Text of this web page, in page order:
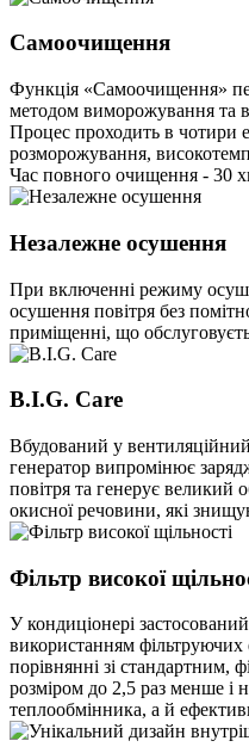
Самоочищення
Функція «Самоочищення»
методом виморожування та
Процес проходить в чотири
розморожування,
Час повного очищення - 30
Незалежне осушення
При включенні режиму
осушення повітря без
приміщенні, що
B.I.G. Care
Вбудований у
генератор випромінює
повітря та генерує великий
окисної речовини, які
Фільтр високої
У кондиціонері
використанням фільтруючих
порівнянні зі стандартним,
розміром до 2,5 раз менше і
теплообмінника, а й